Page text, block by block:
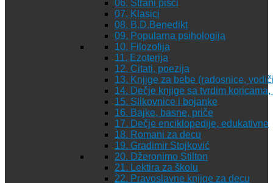
06. Strani pisci
07. Klasici
08. B.D.Benedikt
09. Popularna psihologija
10. Filozofija
11. Ezoterija
12. Citati, poezija
13. Knjige za bebe (radosnice,
14. Dečje knjige sa tvrdim
15. Slikovnice i bojanke
16. Bajke, basne, priče
17. Dečje enciklopedije, edukativne
18. Romani za decu
19. Gradimir Stojković
20. Džeronimo Stilton
21. Lektira za školu
22. Pravoslavne knjige za decu